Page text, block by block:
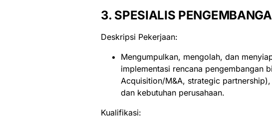
3. SPESIALIS
Deskripsi Pekerjaan:
Mengumpulkan, mengolah, dan
implementasi rencana pengembangan
Acquisition/M&A, strategic
dan kebutuhan perusahaan.
Kualifikasi: